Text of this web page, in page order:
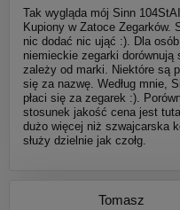
Tak wygląda mój Sinn
Kupiony w Zatoce Zegarków.
nic dodać nic ująć :). Dla
niemieckie zegarki
zależy od marki. Niektóre są
się za nazwę. Według mnie,
płaci się za zegarek :).
stosunek jakość cena jest
dużo więcej niż szwajcarska
służy dzielnie jak czołg.
Tomasz